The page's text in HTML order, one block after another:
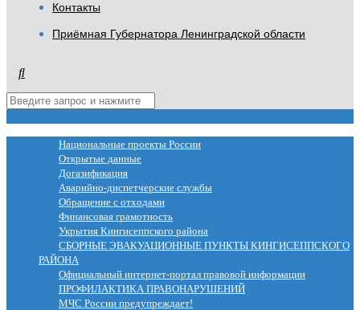
Контакты
Приёмная Губернатора Ленинградской области
Национальные проекты России
Открытые данные
Догазификация
Аварийно-диспетчерские службы
Обращение с отходами
Финансовая грамотность
Укрытия Кингисеппского района
СБОРНЫЕ ЭВАКУАЦИОННЫЕ ПУНКТЫ КИНГИСЕППСКОГО
РАЙОНА
Официальный интернет-портал правовой информации
ПРОФИЛАКТИКА ПРАВОНАРУШЕНИЙ
МЧС России предупреждает!